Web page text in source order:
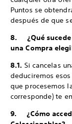
Puntos se
después de que
8. ¿Qué sucede
una Compra
8.1. Si cancelas
deduciremos
que procesemos
corresponde) te
9. ¿Cómo